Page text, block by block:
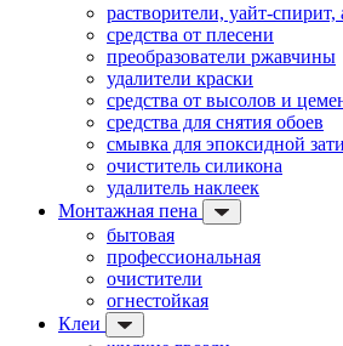
растворители, уайт-спирит,
средства от плесени
преобразователи ржавчины
удалители краски
средства от высолов и
средства для снятия обоев
смывка для эпоксидной
очиститель силикона
удалитель наклеек
Монтажная пена
бытовая
профессиональная
очистители
огнестойкая
Клеи